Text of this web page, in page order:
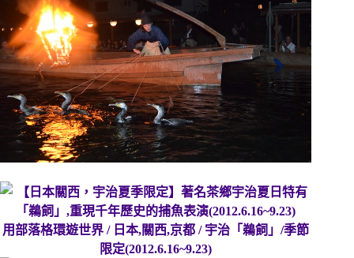
用部落格環遊世界 / 日本,關西,京都 / 宇治 「鵜飼」/季節
限定(2012.6.16~9.23)